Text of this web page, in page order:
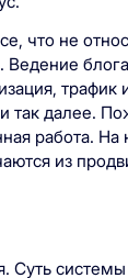
что не
трафик
так далее.
работа. На
из
Суть